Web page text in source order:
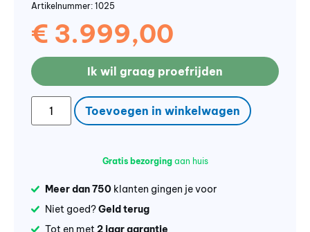
Artikelnummer: 1025
€ 3.999,00
Ik wil graag proefrijden
Toevoegen in winkelwagen
Gratis bezorgingaan huis
Meer dan 750 klanten gingen je voor
Niet goed?Geld terug
Tot en met2 jaar garantie